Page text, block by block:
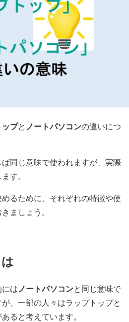
プと ノートパソコンの違いにつ
同じ意味で使われますが、実際
す。
るために、それぞれの特徴や使
ましょう。
はノートパソコンと同じ意味で
、一部の人々はラップトップと
ると考えています。